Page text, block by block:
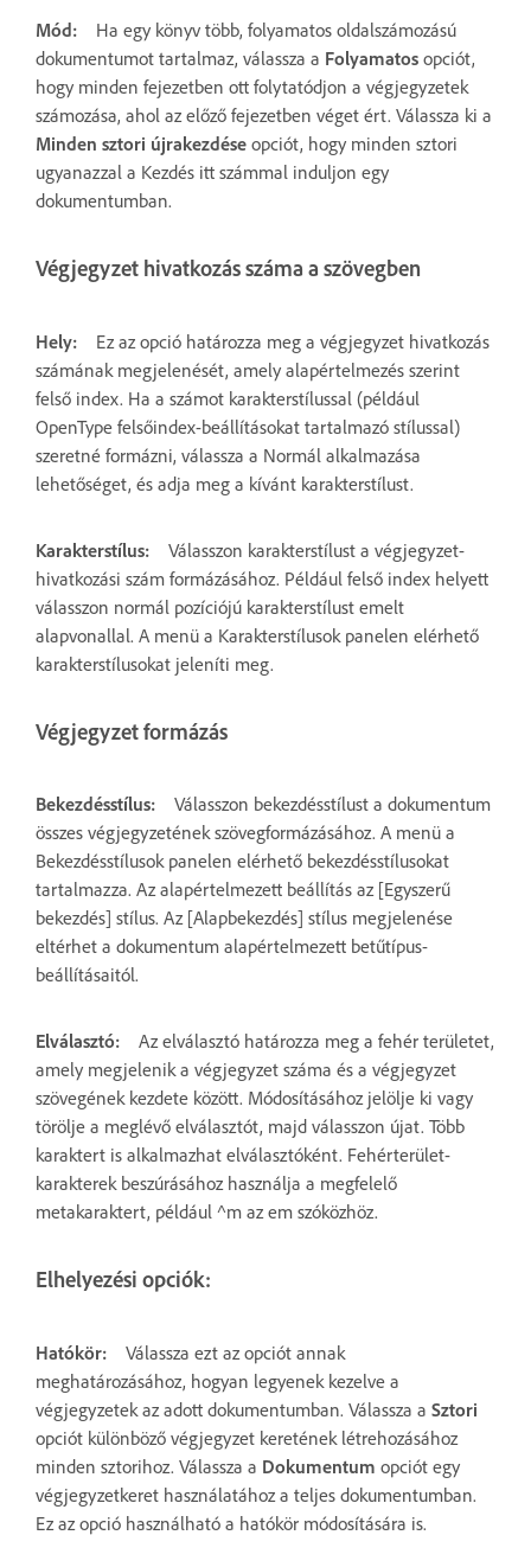
Mód:
Ha egy könyv több, folyamatos oldalszámozású
dokumentumot tartalmaz, válassza a Folyamatos opciót,
hogy minden fejezetben ott folytatódjon a végjegyzetek
számozása, ahol az előző fejezetben véget ért. Válassza ki a
Minden sztori újrakezdése opciót, hogy minden sztori
ugyanazzal a Kezdés itt számmal induljon egy
dokumentumban.
Végjegyzet hivatkozás száma a szövegben
Hely:
Ez az opció határozza meg a végjegyzet hivatkozás
számának megjelenését, amely alapértelmezés szerint
felső index. Ha a számot karakterstílussal (például
OpenType felsőindex-beállításokat tartalmazó stílussal)
szeretné formázni, válassza a Normál alkalmazása
lehetőséget, és adja meg a kívánt karakterstílust.
Karakterstílus:
Válasszon karakterstílust a végjegyzet-
hivatkozási szám formázásához. Például felső index helyett
válasszon normál pozíciójú karakterstílust emelt
alapvonallal. A menü a Karakterstílusok panelen elérhető
karakterstílusokat jeleníti meg.
Végjegyzet formázás
Bekezdésstílus:
Válasszon bekezdésstílust a dokumentum
összes végjegyzetének szövegformázásához. A menü a
Bekezdésstílusok panelen elérhető bekezdésstílusokat
tartalmazza. Az alapértelmezett beállítás az [Egyszerű
bekezdés] stílus. Az [Alapbekezdés] stílus megjelenése
eltérhet a dokumentum alapértelmezett betűtípus-
beállításaitól.
Elválasztó:
Az elválasztó határozza meg a fehér területet,
amely megjelenik a végjegyzet száma és a végjegyzet
szövegének kezdete között. Módosításához jelölje ki vagy
törölje a meglévő elválasztót, majd válasszon újat. Több
karaktert is alkalmazhat elválasztóként. Fehérterület-
karakterek beszúrásához használja a megfelelő
metakaraktert, például ^m az em szóközhöz.
Elhelyezési opciók:
Hatókör:
Válassza ezt az opciót annak
meghatározásához, hogyan legyenek kezelve a
végjegyzetek az adott dokumentumban. Válassza a Sztori
opciót különböző végjegyzet keretének létrehozásához
minden sztorihoz. Válassza a Dokumentum opciót egy
végjegyzetkeret használatához a teljes dokumentumban.
Ez az opció használható a hatókör módosítására is.